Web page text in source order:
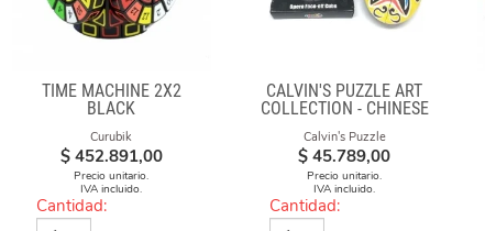
TIME MACHINE 2X2
BLACK
Curubik
$ 452.891,00
Precio unitario.
IVA incluido.
Cantidad:
CALVIN'S PUZZLE ART
COLLECTION - CHINESE
OPERA FACE-OFF CUBE
(GREEN & YELLOW
MASKS)
Calvin's Puzzle
$ 45.789,00
Precio unitario.
IVA incluido.
Cantidad: